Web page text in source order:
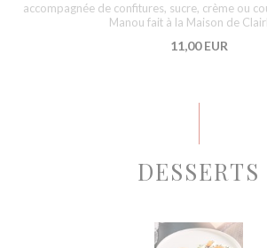
accompagnée de confitures, sucre, crème ou
Manou fait à la Maison de
11,00 EUR
DESSERTS